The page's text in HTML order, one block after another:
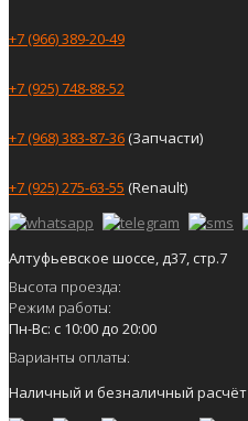
+7 (966) 389-20-49
+7 (925) 748-88-52
+7 (968) 383-87-36(Запчасти)
+7 (925) 275-63-55 (Renault)
Алтуфьевское шоссе, д37, стр.7
Высота проезда:
Режим работы:
Пн-Вс: с 10:00 до 20:00
Варианты оплаты:
Наличный и безналичный расчёт